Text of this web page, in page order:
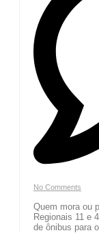
No Comments
Quem mora ou
Regionais 11 e
de ônibus para